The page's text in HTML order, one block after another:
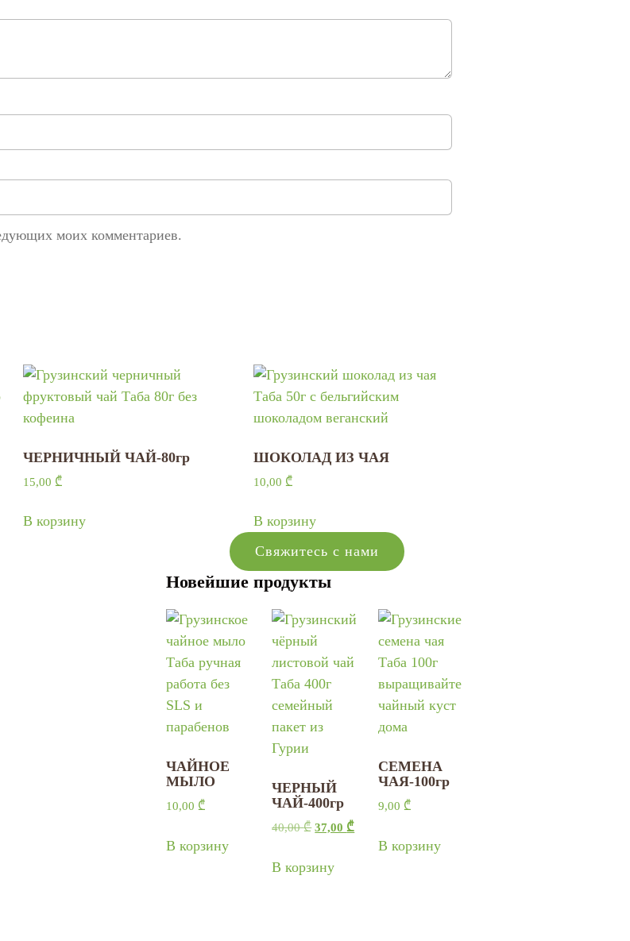
моих комментариев.
ЧЕРНИЧНЫЙ ЧАЙ-80гр
15,00 ₾
В корзину
ШОКОЛАД ИЗ ЧАЯ
10,00 ₾
В корзину
Свяжитесь с нами
Новейшие продукты
ЧАЙНОЕ
МЫЛО
10,00 ₾
В корзину
ЧЕРНЫЙ
ЧАЙ-400гр
40,00₾ 37,00₾
В корзину
СЕМЕНА
ЧАЯ-100гр
9,00 ₾
В корзину